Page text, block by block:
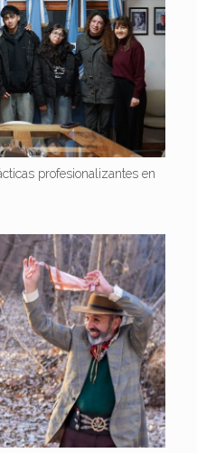
profesionalizantes en